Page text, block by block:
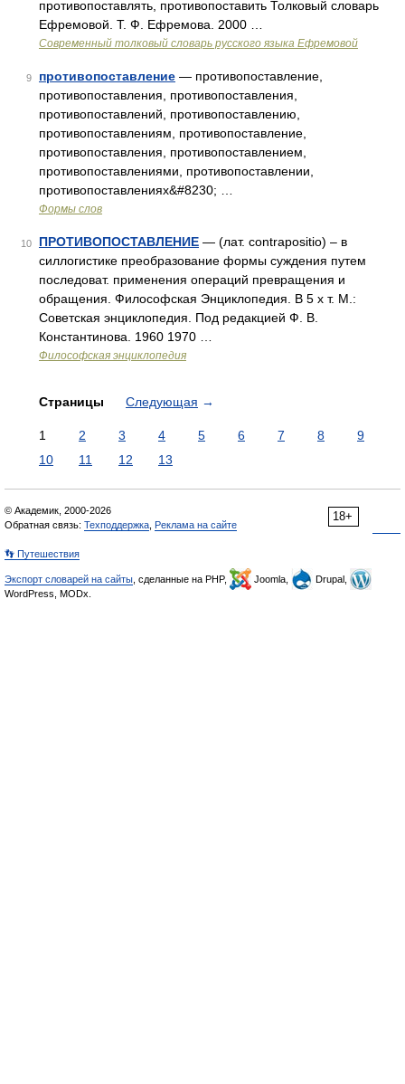
противопоставлять, противопоставить Толковый словарь
Ефремовой. Т. Ф. Ефремова. 2000 …
Современный толковый словарь русского языка Ефремовой
9 противопоставление — противопоставление,
противопоставления, противопоставления,
противопоставлений, противопоставлению,
противопоставлениям, противопоставление,
противопоставления, противопоставлением,
противопоставлениями, противопоставлении,
противопоставлениях&#8230; …
Формы слов
10 ПРОТИВОПОСТАВЛЕНИЕ — (лат. contrapositio) – в
силлогистике преобразование формы суждения путем
последоват. применения операций превращения и
обращения. Философская Энциклопедия. В 5 х т. М.:
Советская энциклопедия. Под редакцией Ф. В.
Константинова. 1960 1970 …
Философская энциклопедия
Страницы Следующая →
1 2 3 4 5 6 7 8
9
10
11 12 13
18+
© Академик, 2000-2026
Обратная связь: Техподдержка Реклама на сайте
👣 Путешествия
Экспорт словарей на сайты , сделанные на PHP, Joomla,
Drupal,
WordPress, MODx.